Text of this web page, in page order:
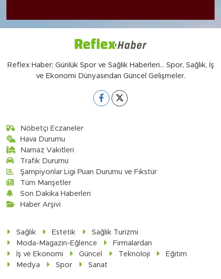
Reflex Haber; Günlük Spor ve Sağlık Haberleri... Spor, Sağlık, İş
ve Ekonomi Dünyasından Güncel Gelişmeler.
Nöbetçi Eczaneler
Hava Durumu
Namaz Vakitleri
Trafik Durumu
Şampiyonlar Ligi Puan Durumu ve Fikstür
Tüm Manşetler
Son Dakika Haberleri
Haber Arşivi
Sağlık Estetik
Sağlık Turizmi
Moda-Magazin-Eğlence
Firmalardan
İş ve Ekonomi
Güncel Teknoloji
Eğitim
Medya
Spor Sanat